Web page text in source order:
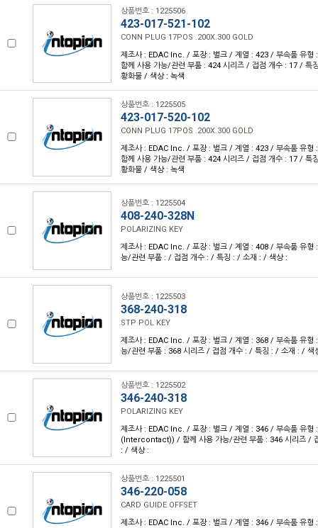
상품번호 : 1225506
423-017-521-102
CONN PLUG 17POS .200X.300 GOLD
제조사 : EDAC Inc. / 포장 : 벌크 / 계열 : 423 / 부속품 유형
함께 사용 가능/관련 부품 : 424 시리즈 / 접점 개수 : 17 / 특
황화물 / 색상 : 녹색
상품번호 : 1225505
423-017-520-102
CONN PLUG 17POS .200X.300 GOLD
제조사 : EDAC Inc. / 포장 : 벌크 / 계열 : 423 / 부속품 유형
함께 사용 가능/관련 부품 : 424 시리즈 / 접점 개수 : 17 / 특
황화물 / 색상 : 녹색
상품번호 : 1225504
408-240-328N
POLARIZING KEY
제조사 : EDAC Inc. / 포장 : 벌크 / 계열 : 408 / 부속품 유형
능/관련 부품 : / 접점 개수 : / 특징 : / 소재 : / 색상 :
상품번호 : 1225503
368-240-318
STP POL KEY
제조사 : EDAC Inc. / 포장 : 벌크 / 계열 : 368 / 부속품 유형
능/관련 부품 : 368 시리즈 / 접점 개수 : / 특징 : / 소재 : / 색
상품번호 : 1225502
346-240-318
POLARIZING KEY
제조사 : EDAC Inc. / 포장 : 벌크 / 계열 : 346 / 부속품 유형
(Intercontact)) / 함께 사용 가능/관련 부품 : 346 시리즈 /
: / 색상 :
상품번호 : 1225501
346-220-058
CARD GUIDE OFFSET
제조사 : EDAC Inc. / 포장 : 벌크 / 계열 : 346 / 부속품 유형